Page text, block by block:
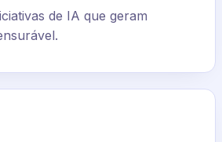
de IA que geram